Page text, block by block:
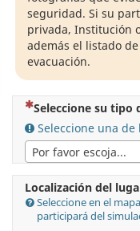
seguridad. Si su
privada, Institución
además el listado
evacuación.
(Esta pregunta es
Seleccione su tipo
Seleccione una
Por favor escoja...
Localización del
Seleccione en el
participará del